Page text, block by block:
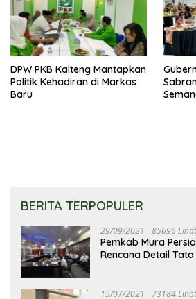
DPW PKB Kalteng Mantapkan
Politik Kehadiran di Markas
Baru
BERITA TERPOPULER
29/09/2021 85696 Lihat
Pemkab Mura
Rencana Detail
15/07/2021 73184 Lihat